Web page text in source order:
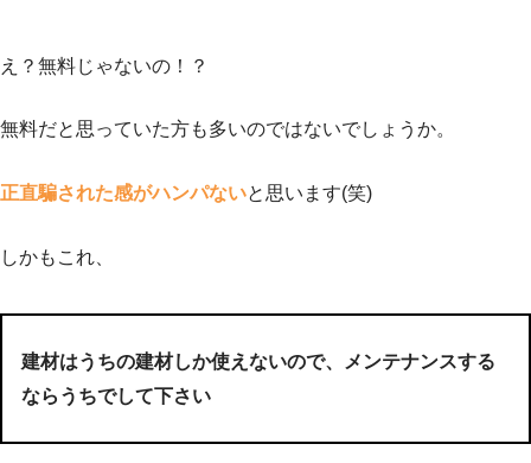
え？無料じゃないの！？
無料だと思っていた方も多いのではないでしょうか。
正直騙された感がハンパないと思います(笑)
しかもこれ、
建材はうちの建材しか使えないので、メンテナンスする
ならうちでして下さい